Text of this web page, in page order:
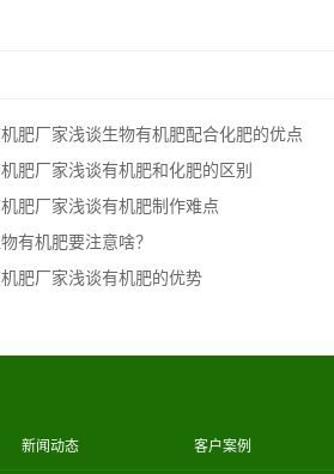
肥厂家浅谈生物有机肥配合化肥的优点
肥厂家浅谈有机肥和化肥的区别
肥厂家浅谈有机肥制作难点
有机肥要注意啥？
肥厂家浅谈有机肥的优势
新闻动态 客户案例